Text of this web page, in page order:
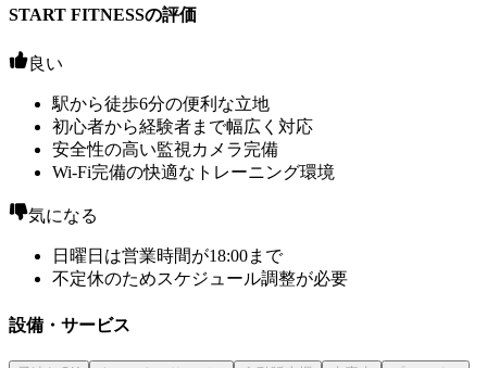
START FITNESSの評価
良い
駅から徒歩6分の便利な立地
初心者から経験者まで幅広く対応
安全性の高い監視カメラ完備
Wi-Fi完備の快適なトレーニング環境
気になる
日曜日は営業時間が18:00まで
不定休のためスケジュール調整が必要
設備・サービス